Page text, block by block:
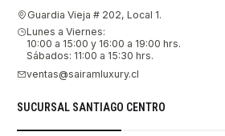
Guardia Vieja # 202, Local 1.
Lunes a Viernes:
10:00 a 15:00 y 16:00 a 19:00 hrs.
Sábados: 11:00 a 15:30 hrs.
ventas@sairamluxury.cl
SUCURSAL SANTIAGO CENTRO